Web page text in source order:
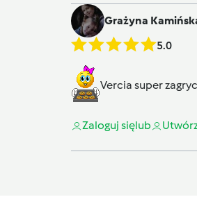
Grażyna
5.0
Vercia super
Zaloguj sięlub